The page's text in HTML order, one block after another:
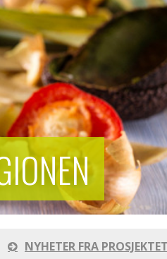
NYHETER FRA PROSJEKTET